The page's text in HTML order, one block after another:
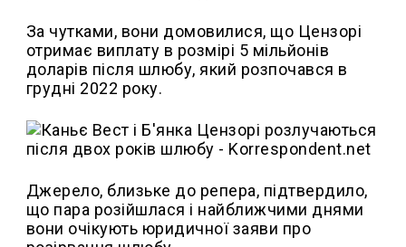
За чутками, вони домовилися, що Цензорі
отримає виплату в розмірі 5 мільйонів
доларів після шлюбу, який розпочався в
грудні 2022 року.
Джерело, близьке до репера, підтвердило,
що пара розійшлася і найближчими днями
вони очікують юридичної заяви про